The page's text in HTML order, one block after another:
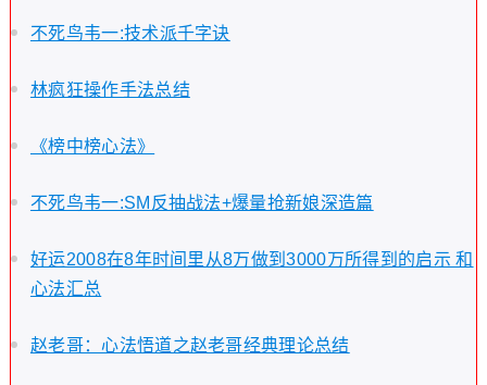
不死鸟韦一:技术派千字诀
林疯狂操作手法总结
《榜中榜心法》
不死鸟韦一:SM反抽战法+爆量抢新娘深造篇
好运2008在8年时间里从8万做到3000万所得到的启示 和
心法汇总
赵老哥：心法悟道之赵老哥经典理论总结